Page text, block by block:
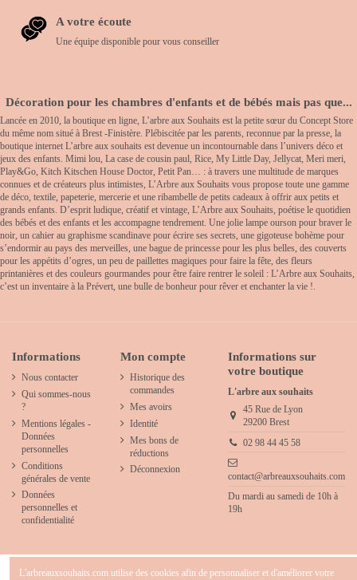
A votre écoute
Une équipe disponible pour vous conseiller
Décoration pour les chambres d'enfants et de bébés mais pas que...
Lancée en 2010, la boutique en ligne, L’arbre aux Souhaits est la petite sœur du Concept Store
du même nom situé à Brest -Finistère. Plébiscitée par les parents, reconnue par la presse, la
boutique internet L’arbre aux souhaits est devenue un incontournable dans l’univers déco et
jeux des enfants. Mimi lou, La case de cousin paul, Rice, My Little Day, Jellycat, Meri meri,
Play&Go, Kitch Kitschen House Doctor, Petit Pan… : à travers une multitude de marques
connues et de créateurs plus intimistes, L’Arbre aux Souhaits vous propose toute une gamme
de déco, textile, papeterie, mercerie et une ribambelle de petits cadeaux à offrir aux petits et
grands enfants. D’esprit ludique, créatif et vintage, L’Arbre aux Souhaits, poétise le quotidien
des bébés et des enfants et les accompagne tendrement. Une jolie lampe ourson pour braver le
noir, un cahier au graphisme scandinave pour écrire ses secrets, une gigoteuse bohème pour
s’endormir au pays des merveilles, une bague de princesse pour les plus belles, des couverts
pour les appétits d’ogres, un peu de paillettes magiques pour faire la fête, des fleurs
printanières et des couleurs gourmandes pour être faire rentrer le soleil : L’Arbre aux Souhaits,
c’est un inventaire à la Prévert, une bulle de bonheur pour rêver et enchanter la vie !.
Informations
Nous contacter
Qui sommes-nous
?
Mentions légales -
Données
personnelles
Conditions
générales de vente
Données
personnelles et
confidentialité
Mon compte
Historique des
commandes
Mes avoirs
Identité
Mes bons de
réductions
Déconnexion
Informations sur
votre boutique
L'arbre aux souhaits
45 Rue de Lyon
29200 Brest
02 98 44 45 58
contact@arbreauxsouhaits.com
Du mardi au samedi de 10h à
19h
L'arbreauxsouhaits.com utilise des cookies afin de personnaliser et d'améliorer votre